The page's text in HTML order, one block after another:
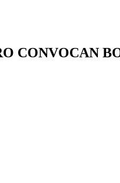
CONVOCAN